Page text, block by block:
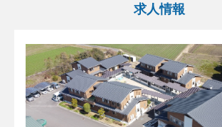
求人情報